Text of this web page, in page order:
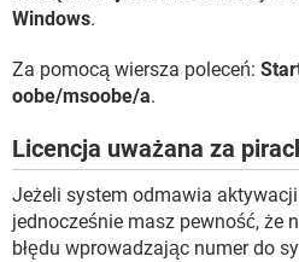
Windows.
Za pomocą wiersza poleceń:
oobe/msoobe/a.
Licencja uważana za
Jeżeli system odmawia
jednocześnie masz pewność, że
błędu wprowadzając numer do